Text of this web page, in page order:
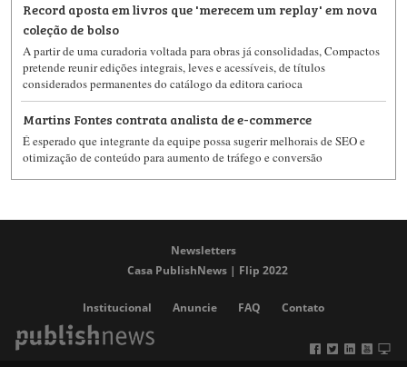
Record aposta em livros que 'merecem um replay' em nova
coleção de bolso
A partir de uma curadoria voltada para obras já consolidadas, Compactos
pretende reunir edições integrais, leves e acessíveis, de títulos
considerados permanentes do catálogo da editora carioca
Martins Fontes contrata analista de e-commerce
É esperado que integrante da equipe possa sugerir melhorais de SEO e
otimização de conteúdo para aumento de tráfego e conversão
Newsletters
Casa PublishNews | Flip 2022
Institucional Anuncie FAQ Contato